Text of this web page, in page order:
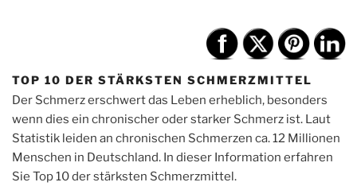
TOP 10 DER STÄRKSTEN SCHMERZMITTEL
Der Schmerz erschwert das Leben erheblich, besonders
wenn dies ein chronischer oder starker Schmerz ist. Laut
Statistik leiden an chronischen Schmerzen ca. 12 Millionen
Menschen in Deutschland. In dieser Information erfahren
Sie Top 10 der stärksten Schmerzmittel.